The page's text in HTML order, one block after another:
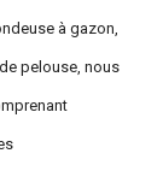
à gazon,
pelouse, nous